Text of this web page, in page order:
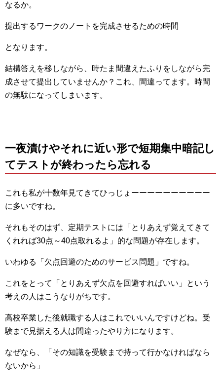
なるか。
提出するワークのノートを完成させるための時間
となります。
結構答えを移しながら、時たま間違えたふりをしながら完
成させて提出していませんか？これ、間違ってます。時間
の無駄になってしまいます。
一夜漬けやそれに近い形で短期集中暗記し
てテストが終わったら忘れる
これも私が十数年見てきてひっじょーーーーーーーーーー
に多いですね。
それもそのはず、定期テストには「とりあえず覚えてきて
くれれば30点～40点取れるよ」的な問題が存在します。
いわゆる「欠点回避のためのサービス問題」ですね。
これをとって「とりあえず欠点を回避すればいい」という
考えの人はこうなりがちです。
高校卒業した後就職する人はこれでいいんですけどね。受
験まで見据える人は間違ったやり方になります。
なぜなら、「その知識を受験まで持って行かなければなら
ないから」